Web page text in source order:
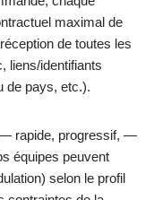
maximal de
de toutes les
liens/identifiants
de pays, etc.).
rapide, progressif, —
équipes peuvent
selon le profil